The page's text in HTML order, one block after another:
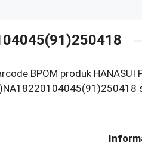
BPOM produk HANASUI